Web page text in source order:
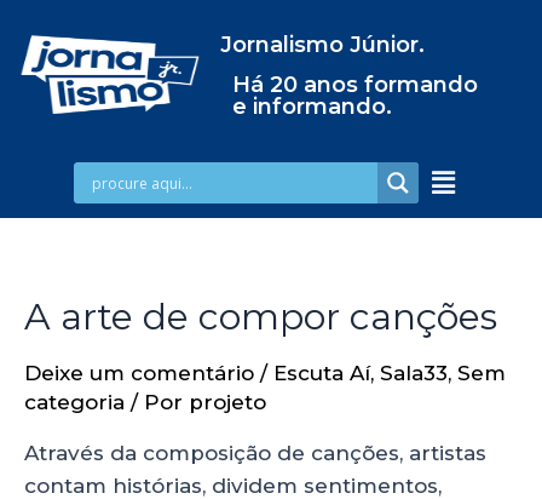
Jornalismo Júnior.
Há 20 anos formando
e informando.
A arte de compor canções
Deixe um comentário / Escuta Aí, Sala33, Sem
categoria / Por projeto
Através da composição de canções, artistas
contam histórias, dividem sentimentos,